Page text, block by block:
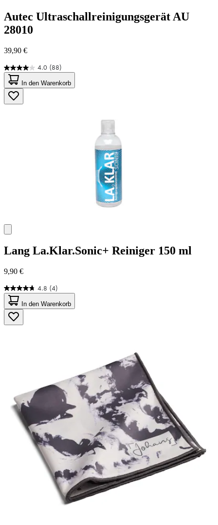
Autec Ultraschallreinigungsgerät AU
28010
39,90 €
4.0 (88)
4.0
von
5
Sternen.
88
In den Warenkorb
Lang La.Klar.Sonic+ Reiniger 150 ml
9,90 €
4.8 (4)
4.8
von
5
Sternen.
4
In den Warenkorb